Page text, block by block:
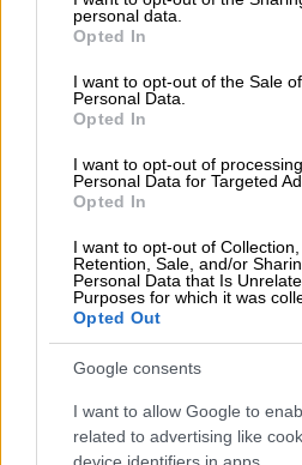
grant or deny consent to Google
use your data for below specified
consent section.
personal data.
Opted In
I want to opt-out of the Sale
Personal Data.
Opted In
I want to opt-out of
Personal Data for Targeted
Opted In
I want to opt-out of Collection,
Retention, Sale, and/or
Personal Data that Is
Purposes for which it was
Opted Out
Google consents
I want to allow Google to
related to advertising like
device identifiers in apps.
Το «χτύπημα» σε ΑΤΜ
με το όπλο
Το φως της
βίντεοαπό τηναπόπειρα